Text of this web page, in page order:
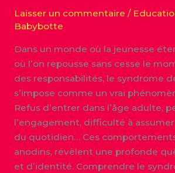
Laisser un commentaire /
Babybotte
Dans un monde où la jeunesse
où l’on repousse sans cesse le
des responsabilités, le syndrome
s’impose comme un vrai
Refus d’entrer dans l’âge adulte,
l’engagement, difficulté à
du quotidien… Ces
anodins, révèlent une profonde
et d’identité. Comprendre le